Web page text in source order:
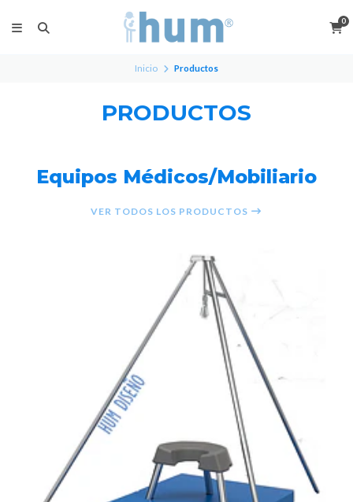
0
Inicio Productos
PRODUCTOS
Equipos Médicos/Mobiliario
VER TODOS LOS PRODUCTOS